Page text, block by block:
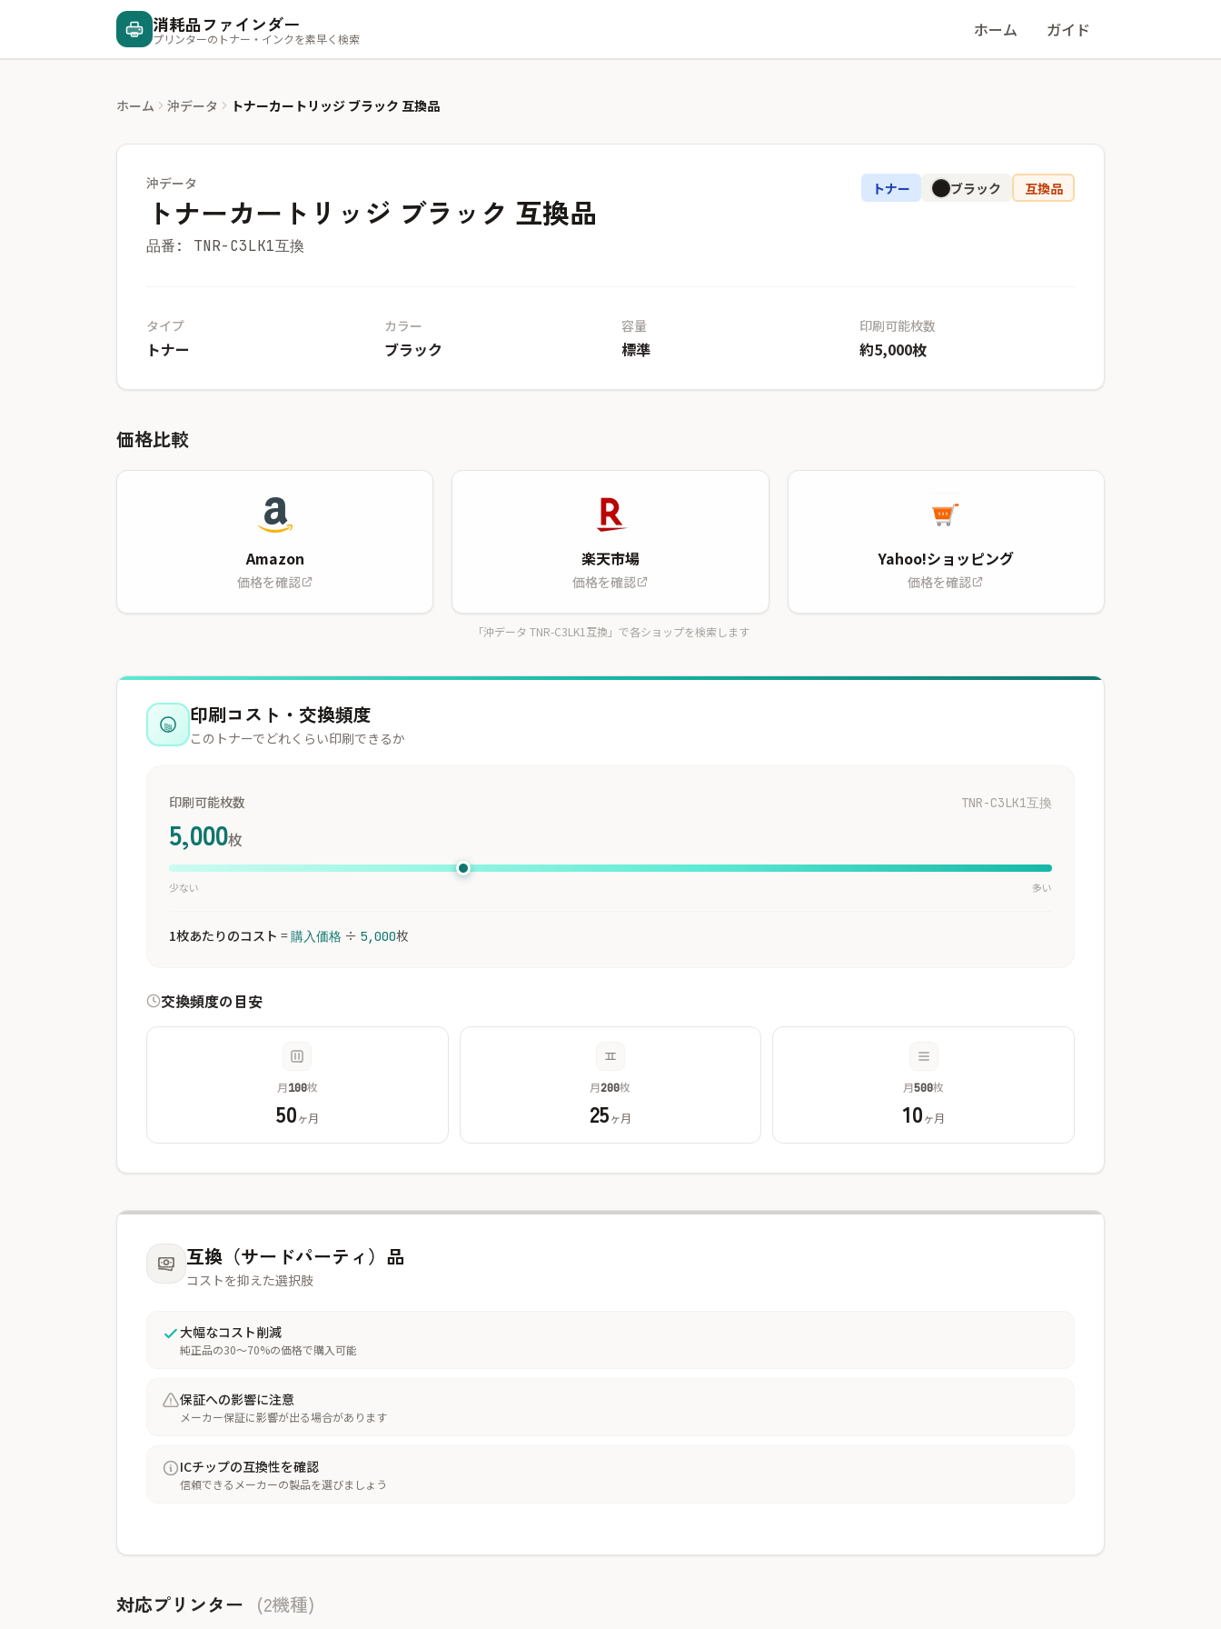
消耗品ファインダー
プリンターのトナー・インクを素早く検索 ホーム ガイド
ホーム 沖データ トナーカートリッジ ブラック 互換品
沖データ
トナーカートリッジ ブラック 互換品
品番: TNR-C3LK1互換
トナー ブラック 互換品
タイプ
トナー
カラー
ブラック
容量
標準
印刷可能枚数
約5,000枚
価格比較
Amazon
価格を確認
楽天市場
価格を確認
Yahoo!ショッピング
価格を確認
「沖データ TNR-C3LK1互換」で各ショップを検索します
印刷コスト・交換頻度
このトナーでどれくらい印刷できるか
印刷可能枚数
5,000枚
TNR-C3LK1互換
少ない 多い
1枚あたりのコスト =購入価格 ÷ 5,000枚
交換頻度の目安
月100枚
50ヶ月
月200枚
25ヶ月
月500枚
10ヶ月
互換（サードパーティ）品
コストを抑えた選択肢
大幅なコスト削減
純正品の30〜70%の価格で購入可能
保証への影響に注意
メーカー保証に影響が出る場合があります
ICチップの互換性を確認
信頼できるメーカーの製品を選びましょう
対応プリンター (2機種)